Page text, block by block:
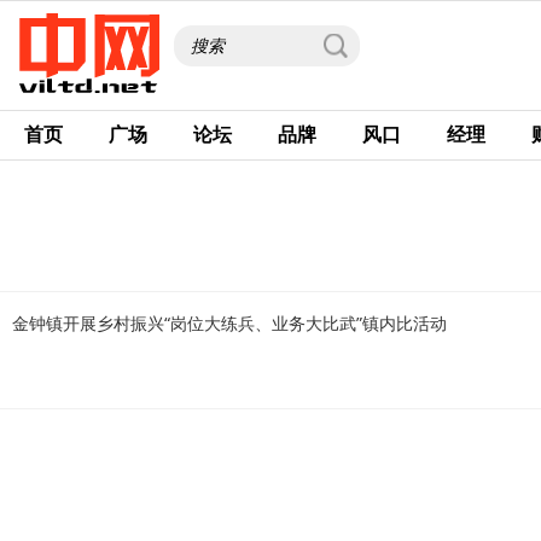
首页 广场 论坛 品牌 风口 经理
金钟镇开展乡村振兴“岗位大练兵、业务大比武”镇内比活动